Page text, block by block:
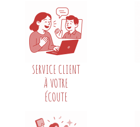
SERVICE CLIENT
À VOTRE
ÉCOUTE